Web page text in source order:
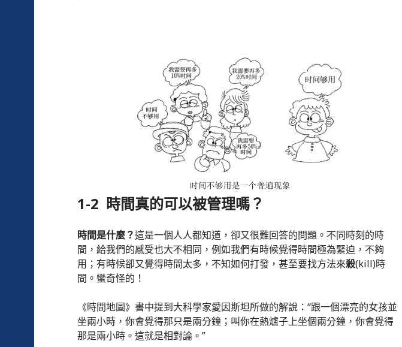
1-2 時間真的可以被管理嗎？
時間是什麼？這是一個人人都知道，卻又很難回答的問題。不同時刻的時
間，給我們的感受也大不相同，例如我們有時候覺得時間極為緊迫，不夠
用；有時候卻又覺得時間太多，不知如何打發，甚至要找方法來殺(kill)時
間。蠻奇怪的！
《時間地圖》書中提到大科學家愛因斯坦所做的解說：“跟一個漂亮的女孩並
坐兩小時，你會覺得那只是兩分鐘；叫你在熱爐子上坐個兩分鐘，你會覺得
那是兩小時。這就是相對論。”